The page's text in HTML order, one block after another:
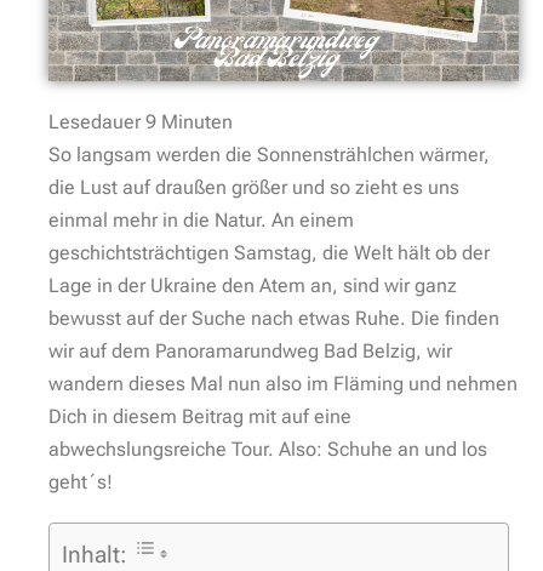
Lesedauer 9 Minuten
So langsam werden die Sonnenstrählchen wärmer,
die Lust auf draußen größer und so zieht es uns
einmal mehr in die Natur. An einem
geschichtsträchtigen Samstag, die Welt hält ob der
Lage in der Ukraine den Atem an, sind wir ganz
bewusst auf der Suche nach etwas Ruhe. Die finden
wir auf dem Panoramarundweg Bad Belzig, wir
wandern dieses Mal nun also im Fläming und nehmen
Dich in diesem Beitrag mit auf eine
abwechslungsreiche Tour. Also: Schuhe an und los
geht´s!
Inhalt: